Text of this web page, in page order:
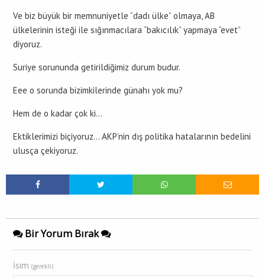
Ve biz büyük bir memnuniyetle “dadı ülke” olmaya, AB
ülkelerinin isteği ile sığınmacılara “bakıcılık” yapmaya “evet”
diyoruz.
Suriye sorununda getirildiğimiz durum budur.
Eee o sorunda bizimkilerinde günahı yok mu?
Hem de o kadar çok ki…
Ektiklerimizi biçiyoruz… AKP’nin dış politika hatalarının bedelini
ulusça çekiyoruz.
Bir Yorum Bırak
İsim (gerekli)